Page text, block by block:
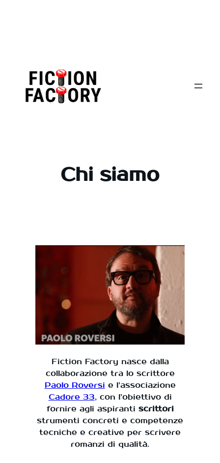
contenuto
Chi siamo
Fiction Factory nasce dalla
collaborazione tra lo scrittore
Paolo Roversi e l’associazione
Cadore 33, con l’obiettivo di
fornire agli aspiranti scrittori
strumenti concreti e competenze
tecniche e creative per scrivere
romanzi di qualità.